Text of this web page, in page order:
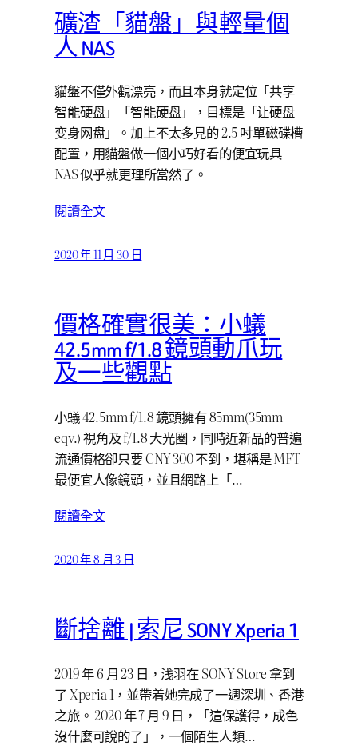
礦渣「貓盤」與輕量個
人 NAS
貓盤不僅外觀漂亮，而且本身就定位「共享
智能硬盘」「智能硬盘」，目標是「让硬盘
变身网盘」。加上不太多見的 2.5 吋單磁碟槽
配置，用貓盤做一個小巧好看的便宜玩具
NAS 似乎就更理所當然了。
閱讀全文
2020 年 11 月 30 日
價格確實很美：小蟻
42.5mm f/1.8 鏡頭動爪玩
及一些觀點
小蟻 42.5mm f/1.8 鏡頭擁有 85mm(35mm
eqv.) 視角及 f/1.8 大光圈，同時近新品的普遍
流通價格卻只要 CNY 300 不到，堪稱是 MFT
最便宜人像鏡頭，並且網路上「…
閱讀全文
2020 年 8 月 3 日
斷捨離 | 索尼 SONY Xperia 1
2019 年 6 月 23 日，浅羽在 SONY Store 拿到
了 Xperia 1，並帶着她完成了一週深圳、香港
之旅。 2020 年 7 月 9 日，「這保護得，成色
沒什麼可說的了」，一個陌生人類…